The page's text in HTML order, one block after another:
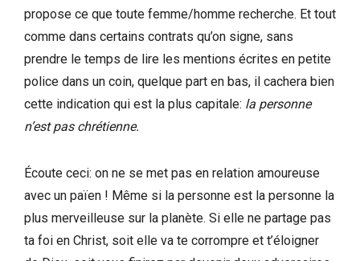
propose ce que toute femme/homme recherche. Et tout
comme dans certains contrats qu’on signe, sans
prendre le temps de lire les mentions écrites en petite
police dans un coin, quelque part en bas, il cachera bien
cette indication qui est la plus capitale: la personne
n’est pas chrétienne.
Écoute ceci: on ne se met pas en relation amoureuse
avec un païen ! Même si la personne est la personne la
plus merveilleuse sur la planète. Si elle ne partage pas
ta foi en Christ, soit elle va te corrompre et t’éloigner